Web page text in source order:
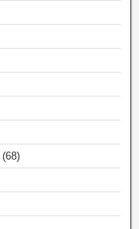
(68)